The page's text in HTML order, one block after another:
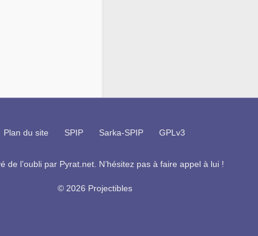
Plan du site SPIP Sarka-SPIP GPLv3
de l’oubli par Pyrat.net . N’hésitez pas à faire appel à lui !
© 2026 Projectibles